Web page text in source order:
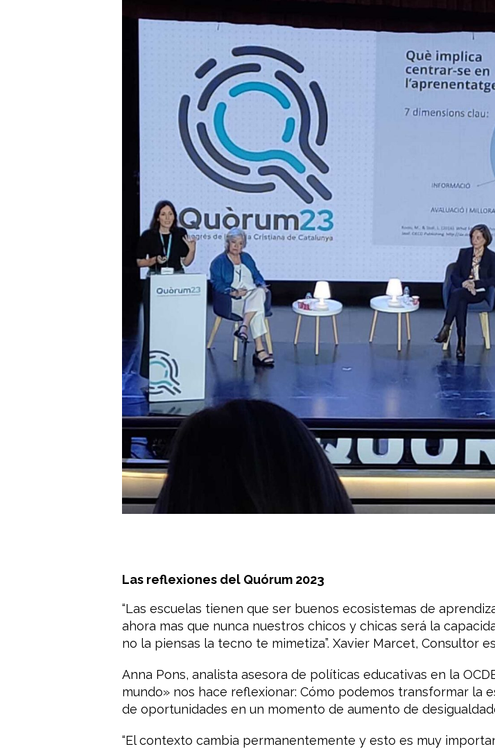
Las reflexiones del Quórum 2023
“Las escuelas tienen que ser buenos ecosistemas de
ahora mas que nunca nuestros chicos y chicas será la
no la piensas la tecno te mimetiza”. Xavier Marcet, Consultor
Anna Pons, analista asesora de políticas educativas en la
mundo» nos hace reflexionar: Cómo podemos transformar la
de oportunidades en un momento de aumento de
“El contexto cambia permanentemente y esto es muy